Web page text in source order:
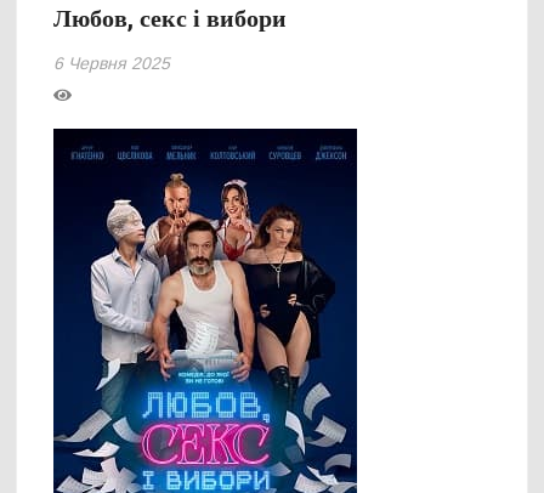
Любов, секс і вибори
6 Червня 2025